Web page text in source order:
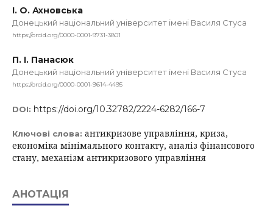
І. О. Ахновська
Донецький національний університет імені Василя Стуса
https://orcid.org/0000-0001-9731-3801
П. І. Панасюк
Донецький національний університет імені Василя Стуса
https://orcid.org/0000-0001-9614-4495
DOI: https://doi.org/10.32782/2224-6282/166-7
Ключові слова: антикризове управління, криза,
економіка мінімального контакту, аналіз фінансового
стану, механізм антикризового управління
АНОТАЦІЯ